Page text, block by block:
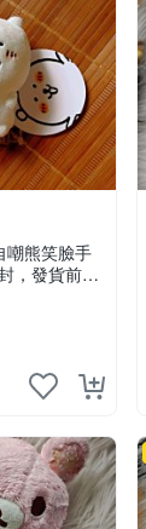
嘲熊笑臉手
，發貨前視
西 貴州 嚴
笑臉手
，發貨前視
慶 內